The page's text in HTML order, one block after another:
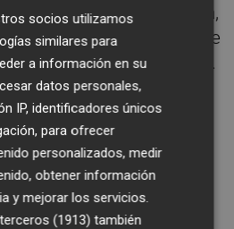
de tendencias y cultura,
moda, con la Semana de
se celebra cada verano.
la moda de la isla,
y autenticidad. Milia,
se convirtió en
estilo, inspirando a
el mundo.
socios utilizamos
similares para
a información en su
datos personales,
IP, identificadores únicos
para ofrecer
personalizados, medir
obtener información
y mejorar los servicios.
(1913) también